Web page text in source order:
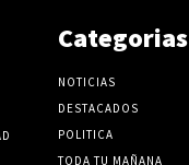
Categorias
NOTICIAS
DESTACADOS
POLITICA
TODA TU MAÑANA